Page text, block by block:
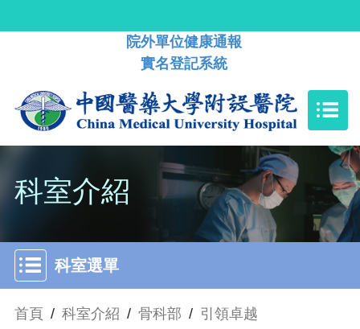
院外單位健康通報
實名登記系統
科室介紹
科室選單
首頁 / 科室介紹 / 骨科部 / 引領卓越